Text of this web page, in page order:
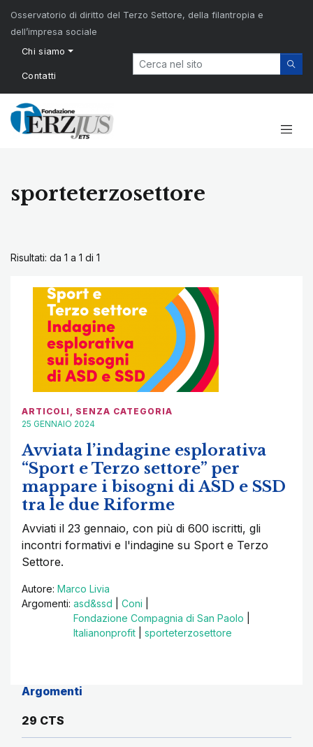
Osservatorio di diritto del Terzo Settore, della filantropia e
dell’impresa sociale
Chi siamo
Contatti
sporteterzosettore
Risultati: da 1 a 1 di 1
ARTICOLI , SENZA CATEGORIA
25 GENNAIO 2024
Avviata l’indagine esplorativa
“Sport e Terzo settore” per
mappare i bisogni di ASD e SSD
tra le due Riforme
Avviati il 23 gennaio, con più di 600 iscritti, gli
incontri formativi e l'indagine su Sport e Terzo
Settore.
Autore: Marco Livia
Argomenti: asd&ssd Coni
Fondazione Compagnia di San Paolo
Italianonprofit
sporteterzosettore
Argomenti
29 CTS